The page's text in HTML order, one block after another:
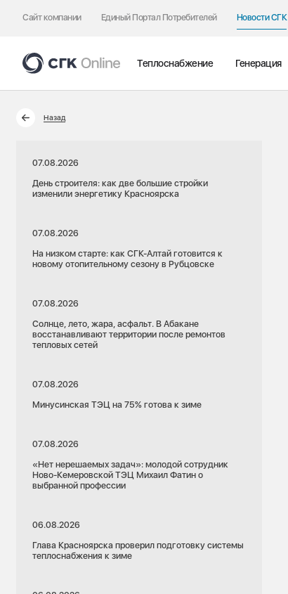
Сайт компании Единый Портал Потребителей Новости СГК
Теплоснабжение Генерация
Назад
07.08.2026
День строителя: как две большие стройки
изменили энергетику Красноярска
07.08.2026
На низком старте: как СГК-Алтай готовится к
новому отопительному сезону в Рубцовске
07.08.2026
Солнце, лето, жара, асфальт. В Абакане
восстанавливают территории после ремонтов
тепловых сетей
07.08.2026
Минусинская ТЭЦ на 75% готова к зиме
07.08.2026
«Нет нерешаемых задач»: молодой сотрудник
Ново-Кемеровской ТЭЦ Михаил Фатин о
выбранной профессии
06.08.2026
Глава Красноярска проверил подготовку системы
теплоснабжения к зиме